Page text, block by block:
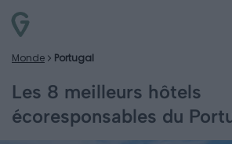
Monde Portugal
Les 8 meilleurs hôtels
écoresponsables du